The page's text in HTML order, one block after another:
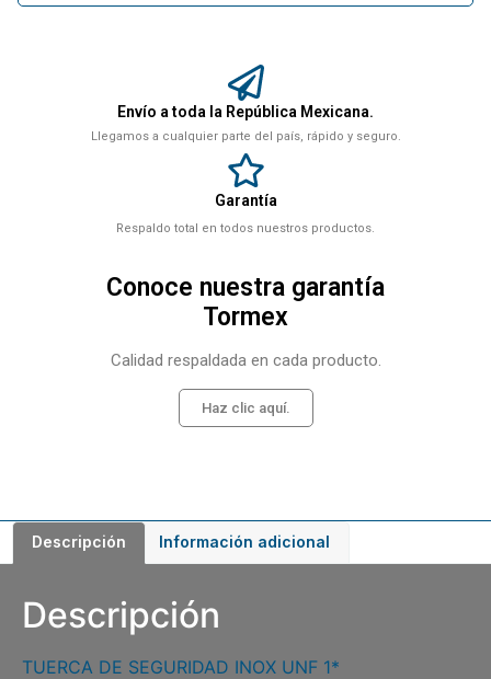
Envío a toda la República Mexicana.
Llegamos a cualquier parte del país, rápido y seguro.
Garantía
Respaldo total en todos nuestros productos.
Conoce nuestra garantía
Tormex
Calidad respaldada en cada producto.
Haz clic aquí.
Descripción Información adicional
Descripción
TUERCA DE SEGURIDAD INOX UNF 1*